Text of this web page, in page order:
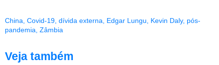
China, Covid-19, dívida externa, Edgar Lungu, Kevin Daly, pós-
pandemia, Zâmbia
Veja também